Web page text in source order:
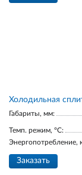
Холодильная
Габариты, мм:
Темп. режим, °С:
Энергопотребление,
Заказать